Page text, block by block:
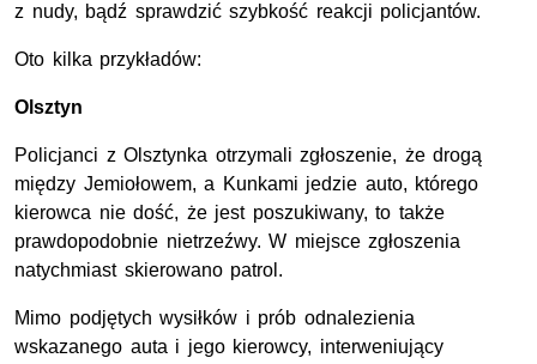
z nudy, bądź sprawdzić szybkość reakcji policjantów.
Oto kilka przykładów:
Olsztyn
Policjanci z Olsztynka otrzymali zgłoszenie, że drogą
między Jemiołowem, a Kunkami jedzie auto, którego
kierowca nie dość, że jest poszukiwany, to także
prawdopodobnie nietrzeźwy. W miejsce zgłoszenia
natychmiast skierowano patrol.
Mimo podjętych wysiłków i prób odnalezienia
wskazanego auta i jego kierowcy, interweniujący